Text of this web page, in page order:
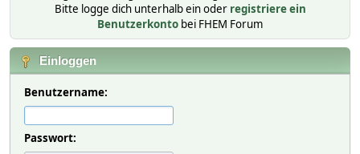
Bitte logge dich unterhalb ein oder registriere ein
Benutzerkonto bei FHEM Forum
Einloggen
Benutzername:
Passwort: